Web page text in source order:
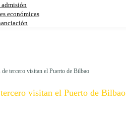
admisión
económicas
tercero visitan el Puerto de Bilbao
visitan el Puerto de Bilbao